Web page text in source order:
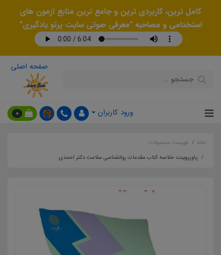
کامل ترین، کاربردی ترین و جامع ترین منابع آزمون های
استخدامی و مصاحبه "معرفی صوتی سایت پرتو یادگیری"
صفحه اصلی
ورود کاربران 0
خانه
فهرست محصولات
پاورپوینت خلاصه کتاب مقدمات روانشناسی سلامت دکتر احمدی